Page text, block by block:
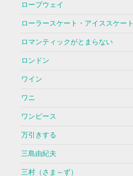
ロープウェイ
ローラースケート・アイススケート
ロマンティックがとまらない
ロンドン
ワイン
ワニ
ワンピース
万引きする
三島由紀夫
三村（さま～ず）